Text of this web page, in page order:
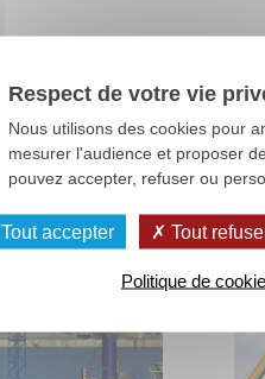
Respect de votre vie
Nous utilisons des cookies pour
mesurer l'audience et proposer
pouvez accepter, refuser ou
Tout accepter Tout
Politique de